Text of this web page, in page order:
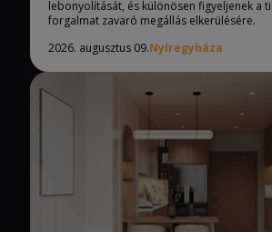
lebonyolítását, és különösen figyeljenek a
forgalmat zavaró megállás elkerülésére.
2026. augusztus 09.Nyíregyháza